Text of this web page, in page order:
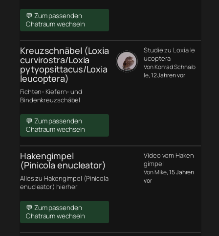
💬 Zum passenden
Chatraum wechseln
Kreuzschnäbel (Loxia
curvirostra/Loxia
pytyopsittacus/Loxia
leucoptera)
Fichten- Kiefern- und
Bindenkreuzschäbel
💬 Zum passenden
Chatraum wechseln
Studie zu Loxia le
ucoptera
Von Konrad Schnaib
le, 12 Jahren vor
Hakengimpel
(Pinicola enucleator)
Alles zu Hakengimpel (Pinicola
enucleator) hierher
💬 Zum passenden
Chatraum wechseln
Video vom Haken
gimpel
Von Mike, 15 Jahren
vor